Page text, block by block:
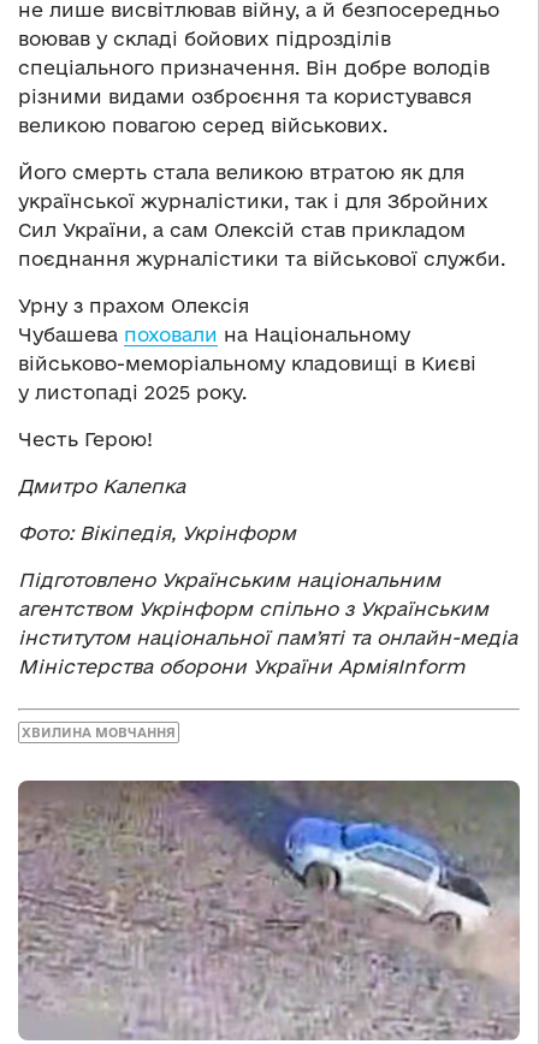
не лише висвітлював війну, а й безпосередньо
воював у складі бойових підрозділів
спеціального призначення. Він добре володів
різними видами озброєння та користувався
великою повагою серед військових.
Його смерть стала великою втратою як для
української журналістики, так і для Збройних
Сил України, а сам Олексій став прикладом
поєднання журналістики та військової служби.
Урну з прахом Олексія
Чубашева поховали на Національному
військово-меморіальному кладовищі в Києві
у листопаді 2025 року.
Честь Герою!
Дмитро Калепка
Фото: Вікіпедія, Укрінформ
Підготовлено Українським національним
агентством Укрінформ спільно з Українським
інститутом національної памʼяті та онлайн-медіа
Міністерства оборони України АрміяInform
ХВИЛИНА МОВЧАННЯ